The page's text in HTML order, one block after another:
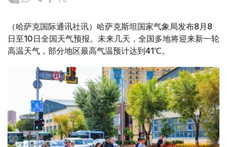
（哈萨克国际通讯社讯）哈萨克斯坦国家气象局发布8月8
日至10日全国天气预报。未来几天，全国多地将迎来新一轮
高温天气，部分地区最高气温预计达到41℃。